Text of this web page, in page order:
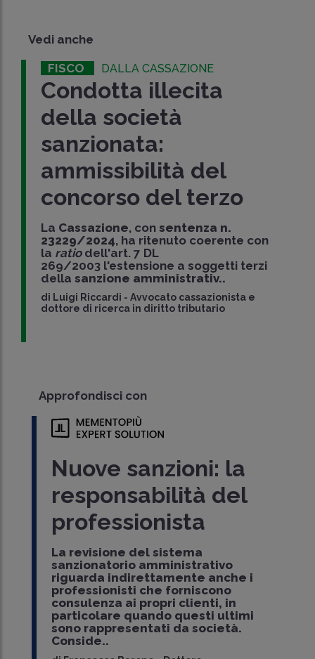
Vedi anche
FISCO DALLA CASSAZIONE
Condotta illecita
della società
sanzionata:
ammissibilità del
concorso del terzo
La Cassazione, con sentenza n.
23229/2024, ha ritenuto coerente con
la ratio dell'art. 7 DL
269/2003 l'estensione a soggetti terzi
della sanzione amministrativ..
di Luigi Riccardi -Avvocato cassazionista e
dottore di ricerca in diritto tributario
Approfondisci con
Nuove sanzioni: la
responsabilità del
professionista
La revisione del sistema
sanzionatorio amministrativo
riguarda indirettamente anche i
professionisti che forniscono
consulenza ai propri clienti, in
particolare quando questi ultimi
sono rappresentati da società.
Conside..